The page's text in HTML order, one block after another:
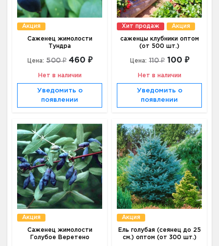
Акция
Саженец жимолости
Тундра
Цена: 500 ₽ 460 ₽
Нет в наличии
Уведомить о
появлении
Хит продаж Акция
саженцы клубники оптом
(от 500 шт.)
Цена: 110 ₽ 100 ₽
Нет в наличии
Уведомить о
появлении
Акция
Саженец жимолости
Голубое Веретено
Акция
Ель голубая (сеянец до 25
см.) оптом (от 300 шт.)